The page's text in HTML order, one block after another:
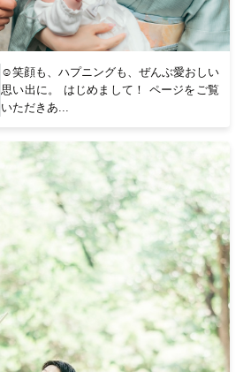
☺️笑顔も、ハプニングも、ぜんぶ愛おしい
思い出に。 はじめまして！ ページをご覧
いただきあ...